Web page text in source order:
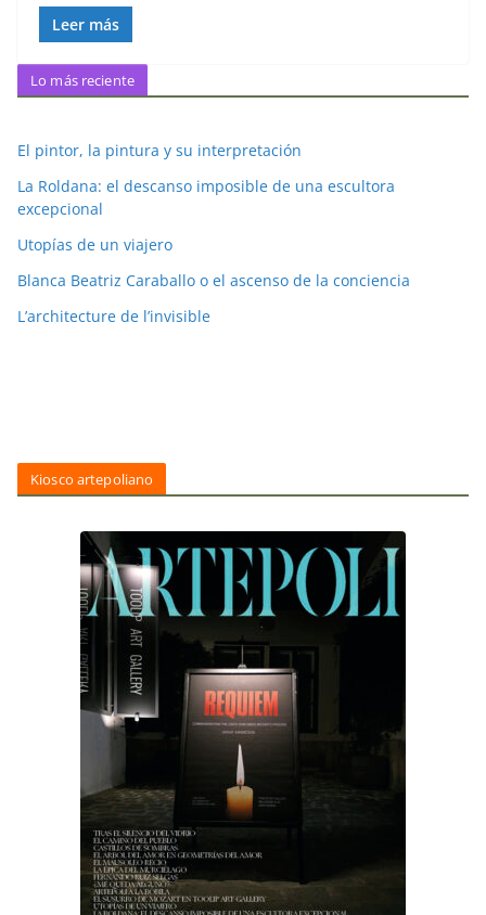
Leer más
Lo más reciente
El pintor, la pintura y su interpretación
La Roldana: el descanso imposible de una escultora
excepcional
Utopías de un viajero
Blanca Beatriz Caraballo o el ascenso de la conciencia
L’architecture de l’invisible
Kiosco artepoliano